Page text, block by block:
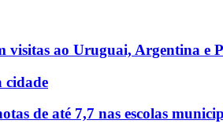
ao Uruguai, Argentina e
cidade
de até 7,7 nas escolas